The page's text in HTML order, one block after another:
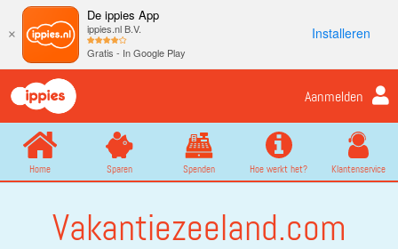
×
De ippies App
ippies.nl B.V.
Gratis - In Google Play
Installeren
Aanmelden
Home Sparen Spenden Hoe werkt het? Klantenservice
Vakantiezeeland.com